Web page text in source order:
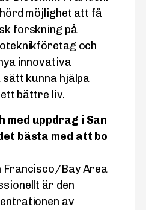
möjlighet att få
forskning på
och
innovativa
sätt kunna hjälpa
bättre liv.
med uppdrag i San
bästa med att bo
Francisco/Bay Area
är den
av